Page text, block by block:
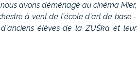
avons déménagé au cinéma Mier,
à vent de l'école d'art de base -
élèves de la ZUŠka et leur